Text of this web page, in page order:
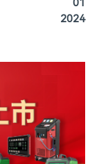
01
2024